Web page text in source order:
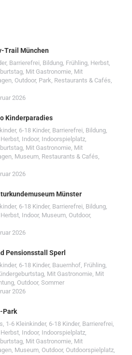
Trail München
, Barrierefrei Bildung Frühling Herbst
Mit Gastronomie Mit
Outdoor, Park Restaurants & Cafés
2026
Kinderparadies
, 6-18 Kinder, Barrierefrei Bildung
Herbst Indoor, Indoorspielplatz
Mit Gastronomie Mit
Museum Restaurants & Cafés
2026
Münster
, 6-18 Kinder, Barrierefrei Bildung
Herbst Indoor, Museum Outdoor,
2026
Pensionsstall Sperl
, 6-18 Kinder, Bauernhof Frühling
Mit Gastronomie Mit
Outdoor, Sommer
2026
Park
1-6 Kleinkinder, 6-18 Kinder, Barrierefrei
Herbst Indoor, Indoorspielplatz
Mit Gastronomie Mit
Museum Outdoor, Outdoorspielplatz